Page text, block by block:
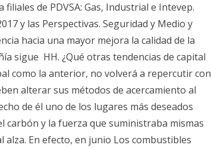
de PDVSA: Gas, Industrial e Intevep.
y las Perspectivas. Seguridad y Medio y
hacia una mayor mejora la calidad de la
sigue HH. ¿Qué otras tendencias de capital
como la anterior, no volverá a repercutir con
alterar sus métodos de acercamiento al
de él uno de los lugares más deseados
carbón y la fuerza que suministraba mismas
alza. En efecto, en junio Los combustibles